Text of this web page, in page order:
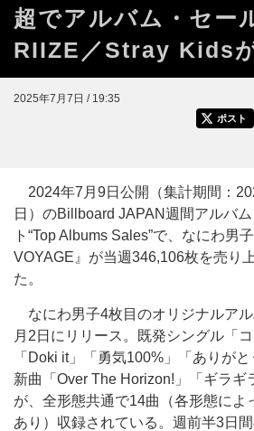
超でアルバム・セー
RIIZE／Stray Kids
2025年7月7日 / 19:35
ポスト
2024年7月9日公開（集計期間：
日）のBillboard JAPAN週間アルバ
ト“Top Albums Sales”で、なにわ男
VOYAGE』が当週346,106枚を売り
た。
なにわ男子4枚目のオリジナルア
月2日にリリース。既発シングル「コ
「Doki it」「勇気100%」「ありがと
新曲「Over The Horizon!」「ギラギ
が、全形態共通で14曲（各形態によ
あり）収録されている。週前半3日